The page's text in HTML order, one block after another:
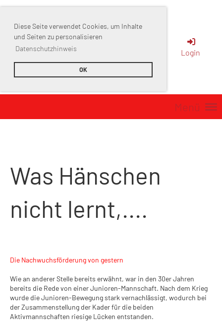
Diese Seite verwendet Cookies, um Inhalte
und Seiten zu personalisieren
Datenschutzhinweis
OK
Sportverein
Muttenz
Login
Menü
Was Hänschen
nicht lernt,....
Die Nachwuchsförderung von gestern
Wie an anderer Stelle bereits erwähnt, war in den 30er Jahren
bereits die Rede von einer Junioren-Mannschaft. Nach dem Krieg
wurde die Junioren-Bewegung stark vernachlässigt, wodurch bei
der Zusammenstellung der Kader für die beiden
Aktivmannschaften riesige Lücken entstanden.